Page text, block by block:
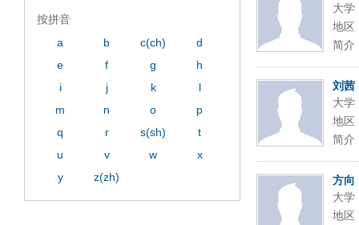
大学
地区
简介
刘茜
大学
地区
简介
方向
大学
地区
按拼音
a
b c(ch)
d
e
f g
h
i
j k
l
m
n o
p
q
r s(sh)
t
u
v w
x
y
z(zh)